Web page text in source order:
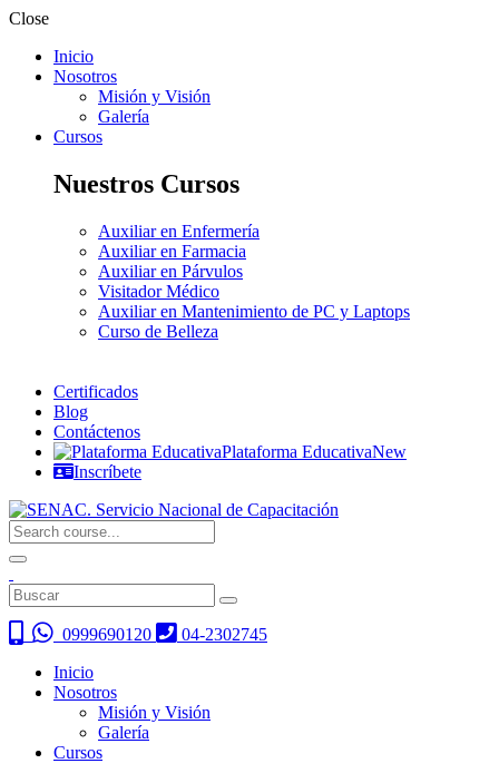
Close
Inicio
Nosotros
Misión y Visión
Galería
Cursos
Nuestros Cursos
Auxiliar en Enfermería
Auxiliar en Farmacia
Auxiliar en Párvulos
Visitador Médico
Auxiliar en Mantenimiento de PC y Laptops
Curso de Belleza
Certificados
Blog
Contáctenos
Plataforma EducativaNew
Inscríbete
0999690120
04-2302745
Inicio
Nosotros
Misión y Visión
Galería
Cursos